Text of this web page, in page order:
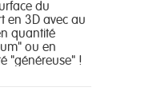
du
en 3D avec au
quantité
ou en
"généreuse" !